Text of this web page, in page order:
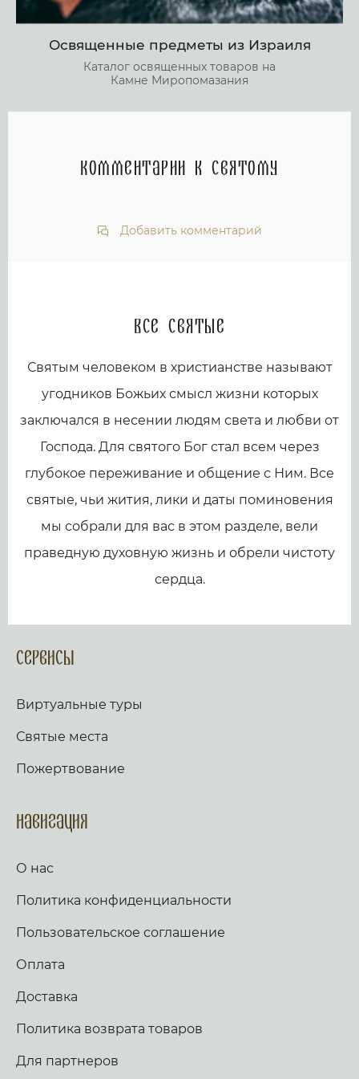
Освященные предметы из Израиля
Каталог освященных товаров на
Камне Миропомазания
Комментарии к святому
Добавить комментарий
Все святые
Святым человеком в христианстве называют
угодников Божьих смысл жизни которых
заключался в несении людям света и любви от
Господа. Для святого Бог стал всем через
глубокое переживание и общение с Ним. Все
святые, чьи жития, лики и даты поминовения
мы собрали для вас в этом разделе, вели
праведную духовную жизнь и обрели чистоту
сердца.
Сервисы
Виртуальные туры
Святые места
Пожертвование
Навигация
О нас
Политика конфиденциальности
Пользовательское соглашение
Оплата
Доставка
Политика возврата товаров
Для партнеров